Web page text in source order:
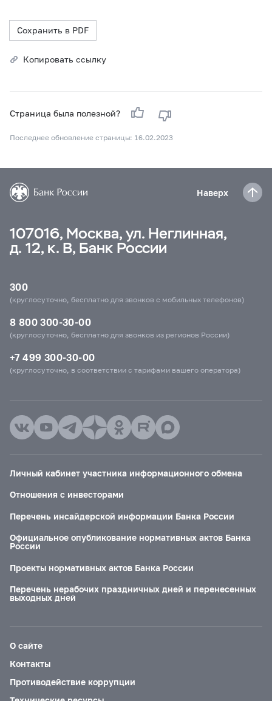
Сохранить в PDF
Копировать ссылку
Страница была полезной?
Последнее обновление страницы: 16.02.2023
Наверх
107016, Москва, ул. Неглинная,
д. 12, к. В, Банк России
300
(круглосуточно, бесплатно для звонков с мобильных телефонов)
8 800 300-30-00
(круглосуточно, бесплатно для звонков из регионов России)
+7 499 300-30-00
(круглосуточно, в соответствии с тарифами вашего оператора)
Личный кабинет участника информационного обмена
Отношения с инвесторами
Перечень инсайдерской информации Банка России
Официальное опубликование нормативных актов Банка
России
Проекты нормативных актов Банка России
Перечень нерабочих праздничных дней и перенесенных
выходных дней
О сайте
Контакты
Противодействие коррупции